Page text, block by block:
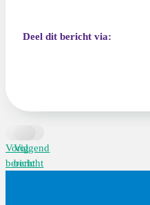
Deel dit bericht via:
Vorig
bericht
Volgend
bericht